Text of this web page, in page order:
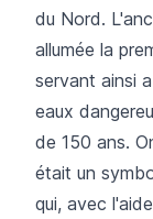
du Nord.
allumée la
servant ainsi
eaux
de 150 ans.
était un
qui, avec